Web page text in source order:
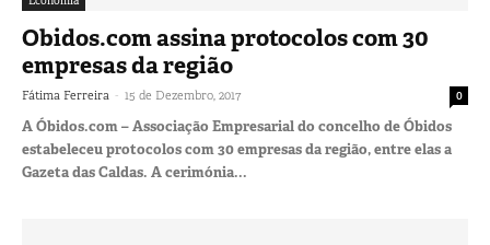
Obidos.com assina protocolos com 30
empresas da região
Fátima Ferreira - 15 de Dezembro, 2017 0
A Óbidos.com – Associação Empresarial do concelho de Óbidos
estabeleceu protocolos com 30 empresas da região, entre elas a
Gazeta das Caldas. A cerimónia...